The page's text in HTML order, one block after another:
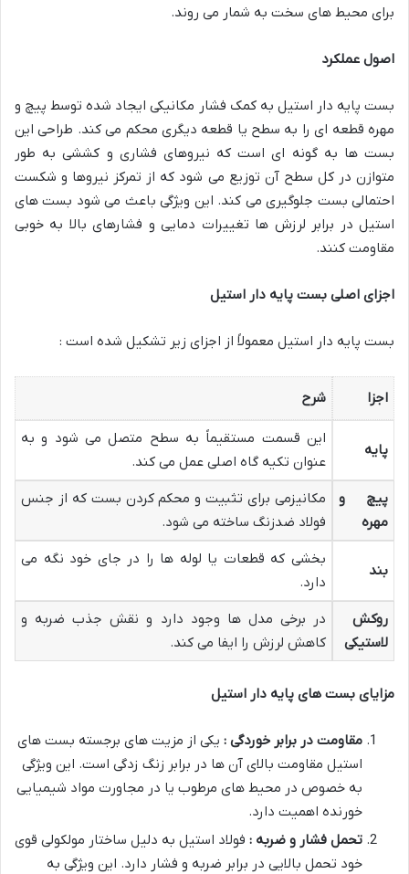
برای محیط های سخت به شمار می روند.
اصول عملکرد
بست پایه دار استیل به کمک فشار مکانیکی ایجاد شده توسط پیچ و
مهره قطعه ای را به سطح یا قطعه دیگری محکم می کند. طراحی این
بست ها به گونه ای است که نیروهای فشاری و کششی به طور
متوازن در کل سطح آن توزیع می شود که از تمرکز نیروها و شکست
احتمالی بست جلوگیری می کند. این ویژگی باعث می شود بست های
استیل در برابر لرزش ها تغییرات دمایی و فشارهای بالا به خوبی
مقاومت کنند.
اجزای اصلی بست پایه دار استیل
بست پایه دار استیل معمولاً از اجزای زیر تشکیل شده است :
اجزا شرح
پایه
این قسمت مستقیماً به سطح متصل می شود و به
عنوان تکیه گاه اصلی عمل می کند.
پیچ و
مهره
مکانیزمی برای تثبیت و محکم کردن بست که از جنس
فولاد ضدزنگ ساخته می شود.
بند
بخشی که قطعات یا لوله ها را در جای خود نگه می
دارد.
روکش
لاستیکی
در برخی مدل ها وجود دارد و نقش جذب ضربه و
کاهش لرزش را ایفا می کند.
مزایای بست های پایه دار استیل
مقاومت در برابر خوردگی : یکی از مزیت های برجسته بست های
استیل مقاومت بالای آن ها در برابر زنگ زدگی است. این ویژگی
به خصوص در محیط های مرطوب یا در مجاورت مواد شیمیایی
خورنده اهمیت دارد.
تحمل فشار و ضربه : فولاد استیل به دلیل ساختار مولکولی قوی
خود تحمل بالایی در برابر ضربه و فشار دارد. این ویژگی به